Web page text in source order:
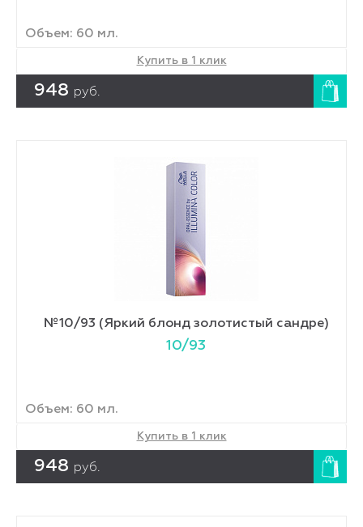
Объем: 60 мл.
Купить в 1 клик
948 руб.
№10/93 (Яркий блонд золотистый сандре)
10/93
Объем: 60 мл.
Купить в 1 клик
948 руб.